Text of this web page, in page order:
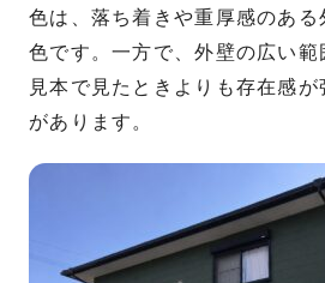
色は、落ち着きや重厚感のあ
色です。一方で、外壁の広い
見本で見たときよりも存在感
があります。